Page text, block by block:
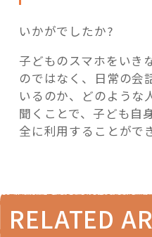
いかがでしたか?
子どものスマホをいき
のではなく、日常の会
いるのか、どのような
聞くことで、子ども自
全に利用することがで
RELATED